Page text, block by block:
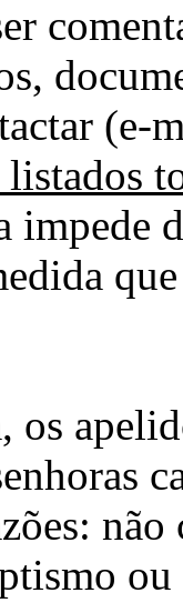
(e-
impede
os